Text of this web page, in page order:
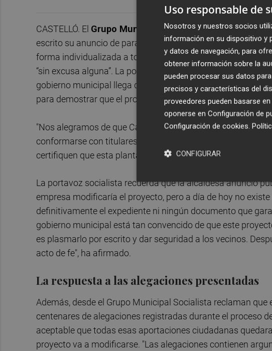
CASTELLÓ. El Grupo Municipal Socialistaha exigido al
escrito su anuncio de paralizar la planta de residuos
forma individualizada a todas las alegaciones presentadas
“sin excusa alguna”. La portavoz socialista,
Patricia Puerta
gobierno municipal llega después de semanas de
para demostrar que el proyecto era incompatible con el
"Nos alegramos de que Carrasco haya tenido que rectificar,
conformarse con titulares o declaraciones públicas.
certifiquen que esta planta de residuos no se instalará
La portavoz socialista recuerda que la alcaldesa anunció
empresa modificaría el proyecto, pero a día de hoy no
definitivamente el expediente ni ningún documento que
gobierno municipal está tan convencido de que este
es plasmarlo por escrito y dar seguridad a los vecinos.
acto de fe", ha afirmado.
La respuesta a las alegaciones presentadas
Además, desde el Grupo Municipal Socialista reclaman
centenares de alegaciones registradas durante el proceso
aceptable que todas esas aportaciones ciudadanas
proyecto va a modificarse. "Las alegaciones contienen
Uso responsable de
Nosotros y nuestros socios
información en su dispositivo y
y datos de navegación, para
obtener información sobre la
pueden procesar sus datos
precisos y características del
proveedores pueden basarse
oponerse en Configuración de
Configuración de cookies.
CONFIGURAR